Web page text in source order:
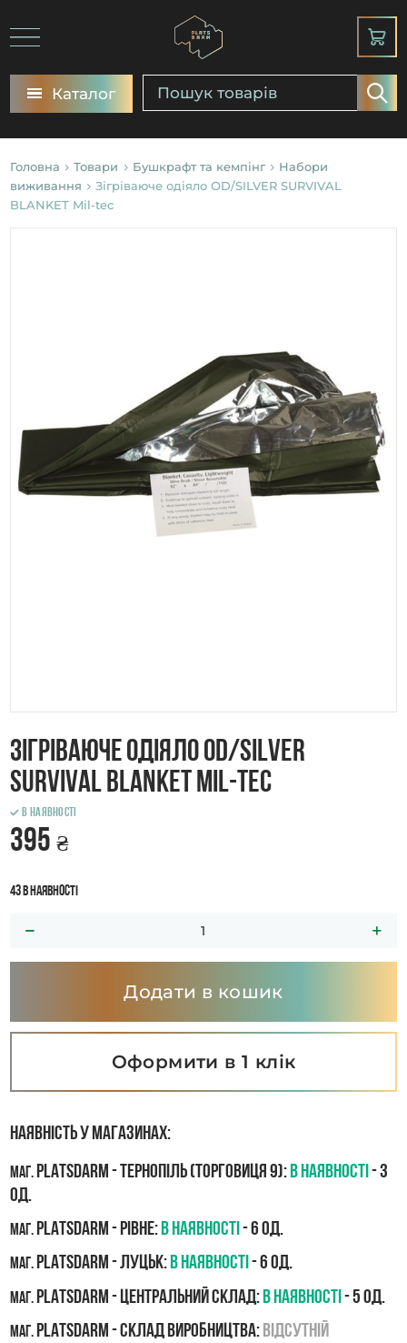
Каталог
Головна Товари Бушкрафт та кемпінг
Набори
виживання
Зігріваюче одіяло OD/SILVER SURVIVAL
BLANKET Mil-tec
Зігріваюче одіяло OD/SILVER
SURVIVAL BLANKET Mil-tec
В наявності
395 ₴
43 в наявності
Додати в кошик
Оформити в 1 клік
Наявність у магазинах:
маг.PLATSDARM - Тернопіль (Торговиця 9):В наявності- 3
од.
маг.PLATSDARM - Рівне:В наявності- 6 од.
маг.PLATSDARM - Луцьк:В наявності- 6 од.
маг.PLATSDARM - Центральний склад:В наявності- 5 од.
маг.PLATSDARM - Склад виробництва:Відсутній